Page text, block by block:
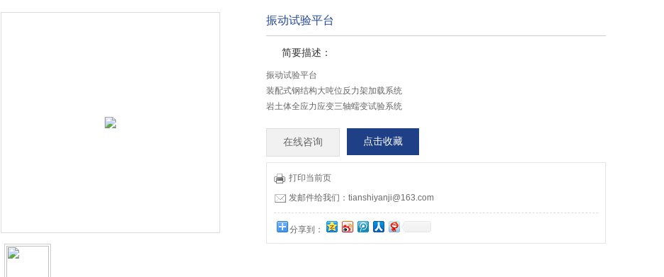
振动试验平台
简要描述：
振动试验平台
装配式钢结构大吨位反力架加载系统
岩土体全应力应变三轴蠕变试验系统
在线咨询 点击收藏
打印当前页
发邮件给我们：tianshiyanji@163.com
分享到：